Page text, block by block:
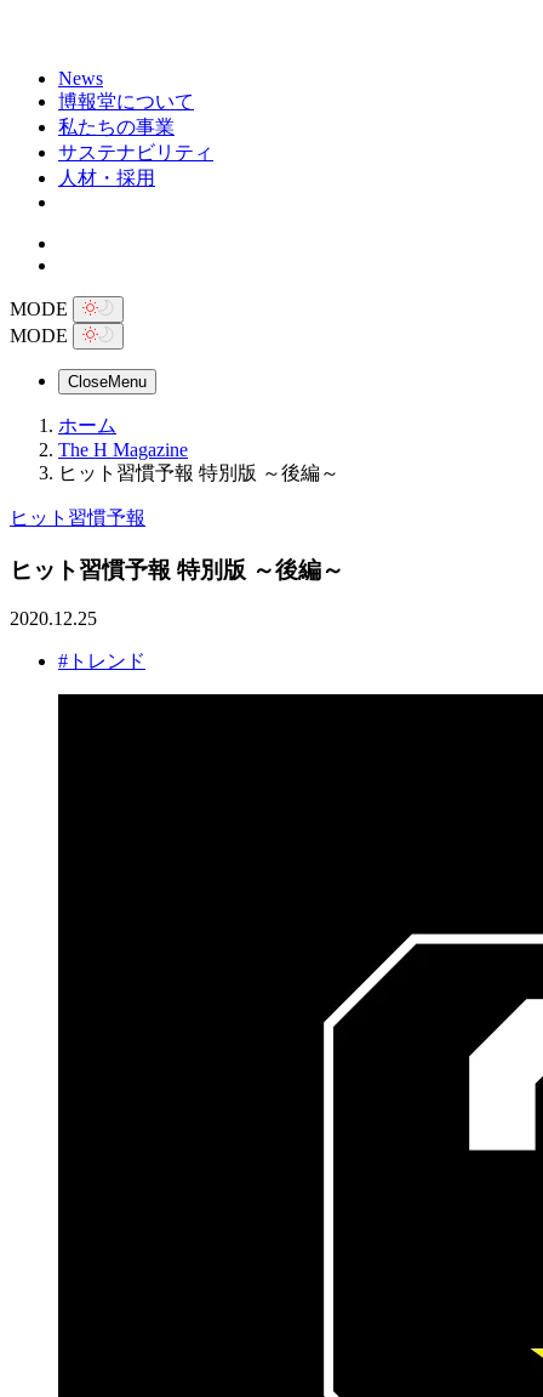
News
博報堂について
私たちの事業
サステナビリティ
人材・採用
MODE
MODE
CloseMenu
ホーム
The H Magazine
ヒット習慣予報 特別版 ～後編～
ヒット習慣予報
ヒット習慣予報 特別版 ～後編～
2020.12.25
#トレンド